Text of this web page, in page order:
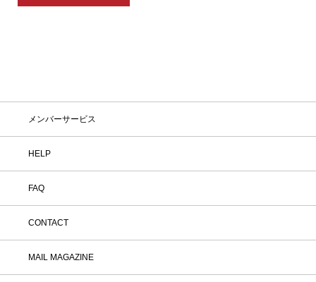
メンバーサービス
HELP
FAQ
CONTACT
MAIL MAGAZINE